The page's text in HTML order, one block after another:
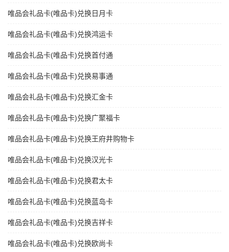
唯品会礼品卡(唯品卡)兑换日月卡
唯品会礼品卡(唯品卡)兑换鸿运卡
唯品会礼品卡(唯品卡)兑换首付通
唯品会礼品卡(唯品卡)兑换易事通
唯品会礼品卡(唯品卡)兑换汇金卡
唯品会礼品卡(唯品卡)兑换广聚福卡
唯品会礼品卡(唯品卡)兑换王府井购物卡
唯品会礼品卡(唯品卡)兑换汉光卡
唯品会礼品卡(唯品卡)兑换君太卡
唯品会礼品卡(唯品卡)兑换蓝岛卡
唯品会礼品卡(唯品卡)兑换吉祥卡
唯品会礼品卡(唯品卡)兑换欧尚卡